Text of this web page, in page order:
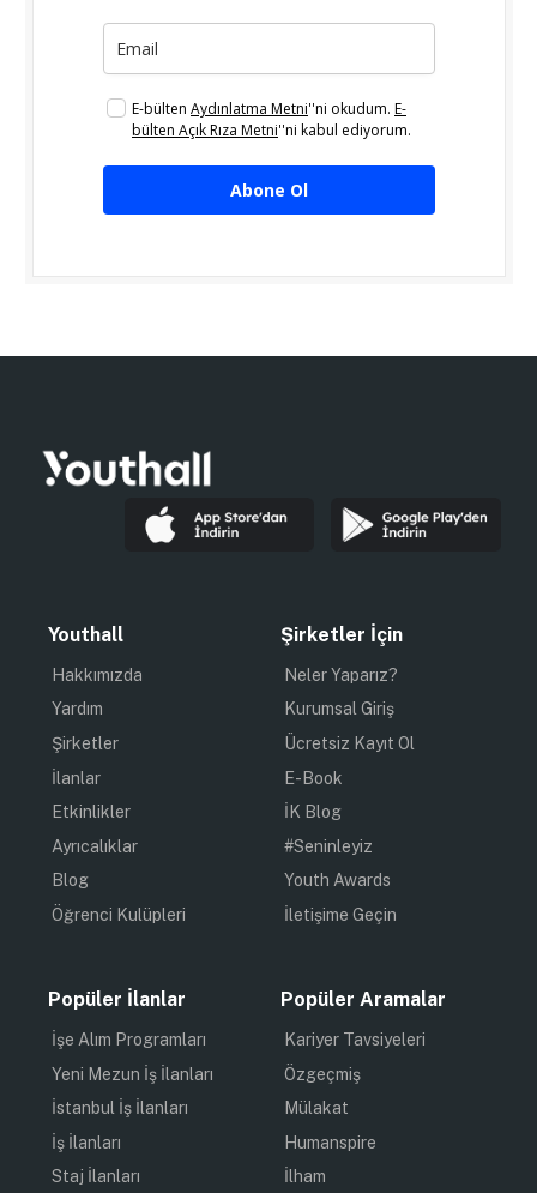
E-bülten Aydınlatma Metni''ni okudum. E-
bülten Açık Rıza Metni''ni kabul ediyorum.
Abone Ol
Youthall
Hakkımızda
Yardım
Şirketler
İlanlar
Etkinlikler
Ayrıcalıklar
Blog
Öğrenci Kulüpleri
Şirketler İçin
Neler Yaparız?
Kurumsal Giriş
Ücretsiz Kayıt Ol
E-Book
İK Blog
#Seninleyiz
Youth Awards
İletişime Geçin
Popüler İlanlar
İşe Alım Programları
Yeni Mezun İş İlanları
İstanbul İş İlanları
İş İlanları
Staj İlanları
Popüler Aramalar
Kariyer Tavsiyeleri
Özgeçmiş
Mülakat
Humanspire
İlham